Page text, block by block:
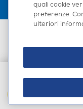
n. 13337170156.
agli Artt. 45 e ss del
quali cookie
preferenze.
ulteriori